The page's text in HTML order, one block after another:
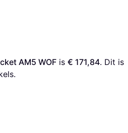
AM5 WOF is € 171,84. Dit is